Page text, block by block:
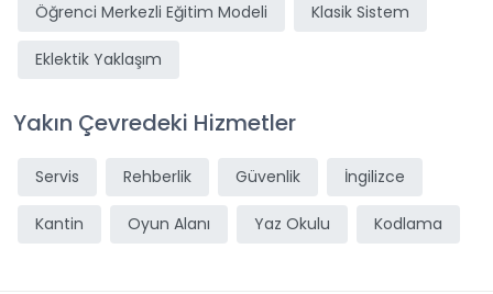
Öğrenci Merkezli Eğitim Modeli Klasik Sistem
Eklektik Yaklaşım
Yakın Çevredeki Hizmetler
Servis Rehberlik Güvenlik İngilizce
Kantin Oyun Alanı Yaz Okulu Kodlama